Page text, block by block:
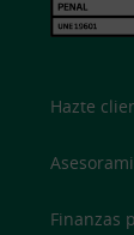
Hazte
Finanzas